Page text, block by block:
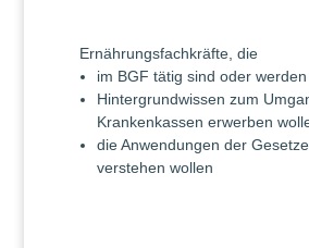
Ernährungsfachkräfte, die
im BGF tätig sind oder
Hintergrundwissen zum
Krankenkassen erwerben
die Anwendungen der
verstehen wollen